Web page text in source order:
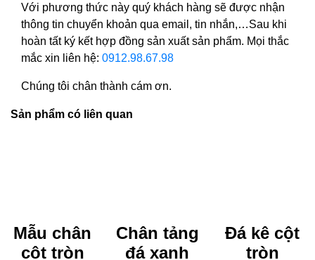
Với phương thức này quý khách hàng sẽ được nhận
thông tin chuyển khoản qua email, tin nhắn,…Sau khi
hoàn tất ký kết hợp đồng sản xuất sản phẩm. Mọi thắc
mắc xin liên hệ: 0912.98.67.98
Chúng tôi chân thành cám ơn.
Sản phẩm có liên quan
Mẫu chân
cột tròn
Chân tảng
đá xanh
Đá kê cột
tròn